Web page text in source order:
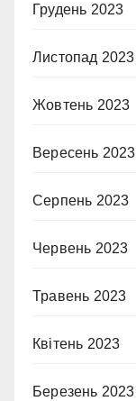
Грудень 2023
Листопад 2023
Жовтень 2023
Вересень 2023
Серпень 2023
Червень 2023
Травень 2023
Квітень 2023
Березень 2023